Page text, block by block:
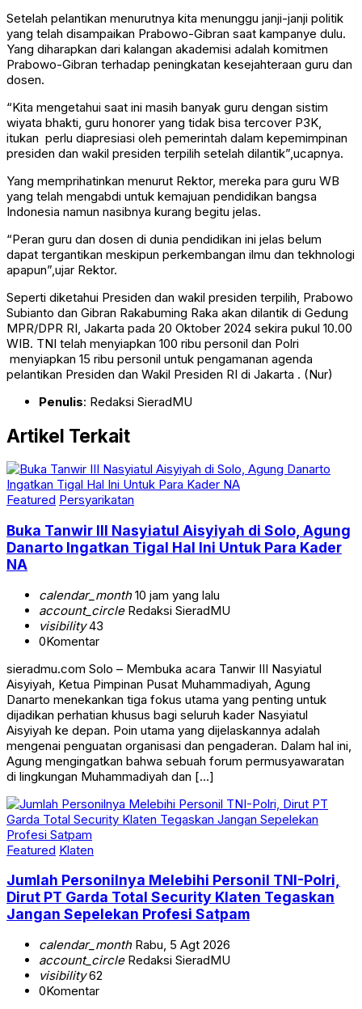
Setelah pelantikan menurutnya kita menunggu janji-janji politik
yang telah disampaikan Prabowo-Gibran saat kampanye dulu.
Yang diharapkan dari kalangan akademisi adalah komitmen
Prabowo-Gibran terhadap peningkatan kesejahteraan guru dan
dosen.
“Kita mengetahui saat ini masih banyak guru dengan sistim
wiyata bhakti, guru honorer yang tidak bisa tercover P3K,
itukan perlu diapresiasi oleh pemerintah dalam kepemimpinan
presiden dan wakil presiden terpilih setelah dilantik”,ucapnya.
Yang memprihatinkan menurut Rektor, mereka para guru WB
yang telah mengabdi untuk kemajuan pendidikan bangsa
Indonesia namun nasibnya kurang begitu jelas.
“Peran guru dan dosen di dunia pendidikan ini jelas belum
dapat tergantikan meskipun perkembangan ilmu dan tekhnologi
apapun”,ujar Rektor.
Seperti diketahui Presiden dan wakil presiden terpilih, Prabowo
Subianto dan Gibran Rakabuming Raka akan dilantik di Gedung
MPR/DPR RI, Jakarta pada 20 Oktober 2024 sekira pukul 10.00
WIB. TNI telah menyiapkan 100 ribu personil dan Polri
menyiapkan 15 ribu personil untuk pengamanan agenda
pelantikan Presiden dan Wakil Presiden RI di Jakarta . (Nur)
Penulis: Redaksi SieradMU
Artikel Terkait
Featured Persyarikatan
Buka Tanwir III Nasyiatul Aisyiyah di Solo, Agung
Danarto Ingatkan Tigal Hal Ini Untuk Para Kader
NA
calendar_month10 jam yang lalu
account_circleRedaksi SieradMU
visibility43
0Komentar
sieradmu.com Solo – Membuka acara Tanwir III Nasyiatul
Aisyiyah, Ketua Pimpinan Pusat Muhammadiyah, Agung
Danarto menekankan tiga fokus utama yang penting untuk
dijadikan perhatian khusus bagi seluruh kader Nasyiatul
Aisyiyah ke depan. Poin utama yang dijelaskannya adalah
mengenai penguatan organisasi dan pengaderan. Dalam hal ini,
Agung mengingatkan bahwa sebuah forum permusyawaratan
di lingkungan Muhammadiyah dan […]
Featured Klaten
Jumlah Personilnya Melebihi Personil TNI-Polri,
Dirut PT Garda Total Security Klaten Tegaskan
Jangan Sepelekan Profesi Satpam
calendar_monthRabu, 5 Agt 2026
account_circleRedaksi SieradMU
visibility62
0Komentar